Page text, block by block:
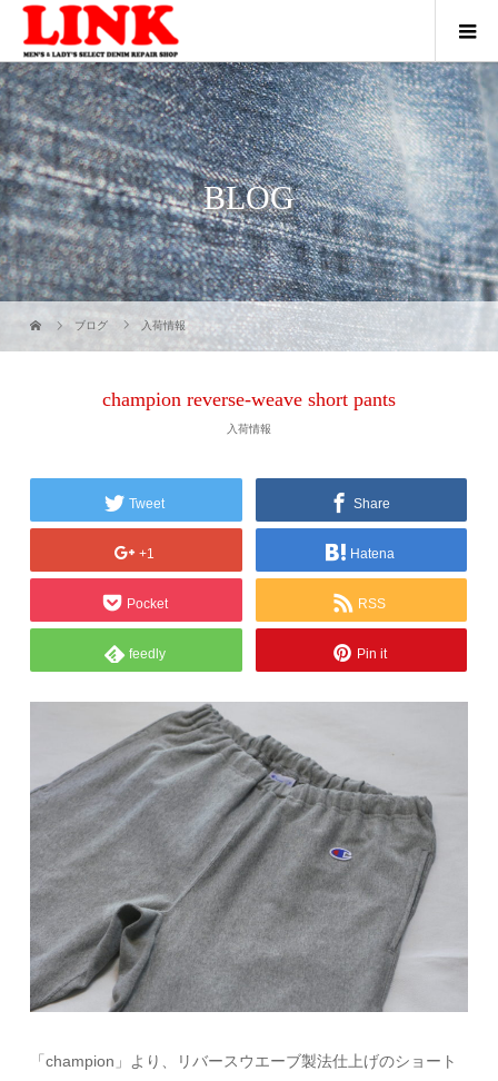
BLOG
ブログ 入荷情報
champion reverse-weave short pants
入荷情報
Tweet Share
+1 Hatena
Pocket RSS
feedly Pin it
「champion」より、リバースウエーブ製法仕上げのショート